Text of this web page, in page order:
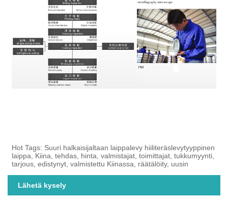
Hot Tags: Suuri halkaisijaltaan laippalevy hiiliteräslevytyyppinen
laippa, Kiina, tehdas, hinta, valmistajat, toimittajat, tukkumyynti,
tarjous, edistynyt, valmistettu Kiinassa, räätälöity, uusin
Lähetä kysely